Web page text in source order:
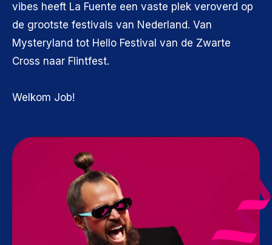
vibes heeft La Fuente een vaste plek veroverd op
de grootste festivals van Nederland. Van
Mysteryland tot Hello Festival van de Zwarte
Cross naar Flintfest.
Welkom Job!